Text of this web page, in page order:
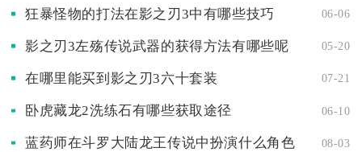
狂暴怪物的打法在影之刃3中有哪些技巧 06-06
影之刃3左殇传说武器的获得方法有哪些呢 05-20
在哪里能买到影之刃3六十套装 07-21
卧虎藏龙2洗练石有哪些获取途径 06-10
蓝药师在斗罗大陆龙王传说中扮演什么角色 08-03